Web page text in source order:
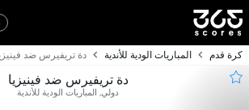
كرة قدم المباريات الودية للأندية دة تريفيرس ضد
دة تريفيرس ضد فينيزيا
دولي, المباريات الودية للأندية